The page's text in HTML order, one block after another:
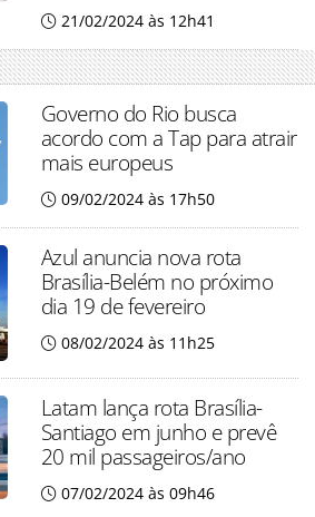
21/02/2024 às 12h41
Governo do Rio busca
acordo com a Tap para atrair
mais europeus
09/02/2024 às 17h50
Azul anuncia nova rota
Brasília-Belém no próximo
dia 19 de fevereiro
08/02/2024 às 11h25
Latam lança rota Brasília-
Santiago em junho e prevê
20 mil passageiros/ano
07/02/2024 às 09h46